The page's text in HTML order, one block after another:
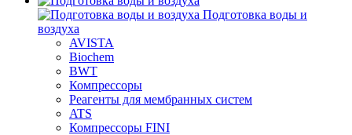
Подготовка воды и
воздуха
AVISTA
Biochem
BWT
Компрессоры
Реагенты для мембранных систем
ATS
Компрессоры FINI